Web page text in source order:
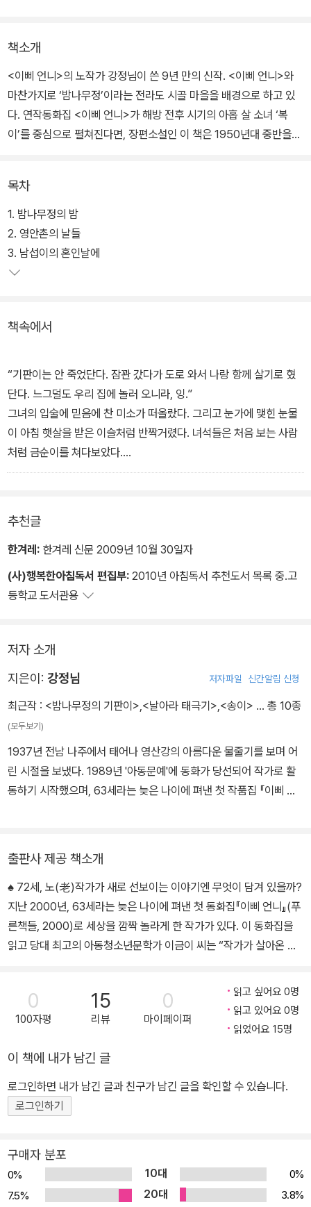
책소개
<이삐 언니>의 노작가 강정님이 쓴 9년 만의 신작. <이삐 언니>와
마찬가지로 ‘밤나무정’이라는 전라도 시골 마을을 배경으로 하고 있
다. 연작동화집 <이삐 언니>가 해방 전후 시기의 아홉 살 소녀 ‘복
이’를 중심으로 펼쳐진다면, 장편소설인 이 책은 1950년대 중반을
이야기는 기판이가 열여덟이 되던 해에 고향 밤나무정에서 누군가의
칼에 맞아 죽어가는 모습이 발견되면서 시작된다. 이 작품은 두 개의
이야기 축으로 구성되어 있다. 하나는 기판이가 태어나기까지의 과정
을 그린 이야기로, 기판이의 할머니 장자동댁이나, 기판이 아버지 남
섭이, 기판이 엄마 안골댁 등 여러 인물들의 이야깃거리를 담는다.
로운 마을 사람들의 시선으로 소박한 삶을 묘사해 나가는 하나의 이
민을 담담하게 그린 또 하나의 이야기가 서로 얽혀 있다.
더불어 당시의 일상, 놀이, 농사, 세시풍속, 전통혼례, 굿판 등을 전라
도 사투리에 실어 생생히 재현하고 있어 현대의 독자들이 우리 고유
의 문화와 정서를 다시금 가까이 느낄 수 있는 좋은 기회를 제공한다.
목차
1. 밤나무정의 밤
2. 영안촌의 날들
3. 남섭이의 혼인날에
책속에서
“기판이는 안 죽었단다. 잠꽌 갔다가 도로 와서 나랑 항께 살기로 혔
단다. 느그덜도 우리 집에 놀러 오니라, 잉.”
그녀의 입술에 믿음에 찬 미소가 떠올랐다. 그리고 눈가에 맺힌 눈물
이 아침 햇살을 받은 이슬처럼 반짝거렸다. 녀석들은 처음 보는 사람
처럼 금순이를 쳐다보았다.
갑자기 사방이 환해지며 사람들이 올라간 산 쪽이 밝아져 왔다. 녀석
도로 번쩍거리는 길이었다. 어디서 왔는지 많은 사람들이 그 길을 따
라 하늘로 천천히 올라가고 있었다. 고요하고 엄숙하고 장엄한 광경
이었다. 이윽고 그 길을 내려오는 사람들이 보이기 시작했다.
“기판이가 돌아오고 있구나. 그를 보내지 않는 사람에게 그가 다시 돌
“가 보자”
추천글
한겨레: 한겨레 신문 2009년 10월 30일자
(사)행복한아침독서 편집부: 2010년 아침독서 추천도서 목록 중.고
등학교 도서관용
저자 소개
지은이: 강정님 저자파일 신간알림 신청
최근작 : <밤나무정의 기판이> <날아라 태극기> <송이> … 총 10종
(모두보기)
1937년 전남 나주에서 태어나 영산강의 아름다운 물줄기를 보며 어
린 시절을 보냈다. 1989년 '아동문예'에 동화가 당선되어 작가로 활
동하기 시작했으며, 63세라는 늦은 나이에 펴낸 첫 작품집 『이삐 언
출판사 제공 책소개
♠ 72세, 노(老)작가가 새로 선보이는 이야기엔 무엇이 담겨 있을까?
지난 2000년, 63세라는 늦은 나이에 펴낸 첫 동화집『이삐 언니』(푸
른책들, 2000)로 세상을 깜짝 놀라게 한 작가가 있다. 이 동화집을
읽고 당대 최고의 아동청소년문학가 이금이 씨는 “작가가 살아온 오
에 대한 통찰이 뛰어난 작품”이라 평하며 “깊은 우물을 들여다보는
느낌”이라고 밝힌 바 있다. 첫 동화집『이삐 언니』로 출간 즉시 주요
일간지와 아동청소년문학 평단에 큰 반향을 불러일으킨 작가 강정님
2세라는 만만찮은 나이임에도 불구하고 여전히 현역으로 활동하며
묵직한 분량의 신작을 내놓은 이 노작가의 이야기엔 과연 무엇이 담
겨 있을까? 이 작품은 전작『이삐 언니』와 마찬가지로 ‘밤나무정’이라
는 전라도 시골 마을을 배경으로 하고 있다. 연작동화집『이삐 언니』
면 장편소설 『밤나무정의 기판이』는 그로부터 10년 정도 지난 1950
년대 중반을 시간적 배경으로 ‘기판이’라는 소년을 중심인물로 등장
시켜 그 시대상을 생생히 되살리고 있다. 작가는 하필이면 50년도 더
0
100자평
15
리뷰
0
마이페이퍼
읽고 싶어요 0명
읽고 있어요 0명
읽었어요 15명
이 책에 내가 남긴 글
로그인하면 내가 남긴 글과 친구가 남긴 글을 확인할 수 있습니다.
로그인하기
구매자 분포
0% 10대
0%
7.5%
20대
3.8%